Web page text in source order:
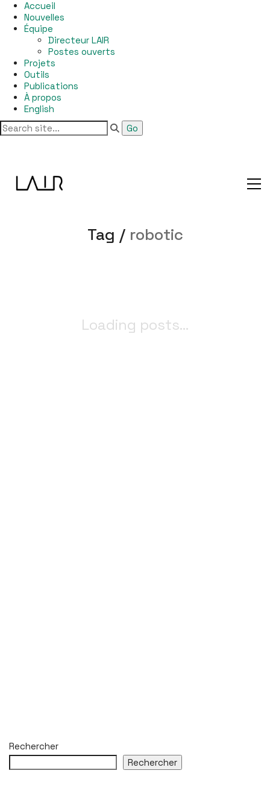
Accueil
Nouvelles
Équipe
Directeur LAIR
Postes ouverts
Projets
Outils
Publications
À propos
English
Tag / robotic
Loading posts...
Rechercher
Rechercher